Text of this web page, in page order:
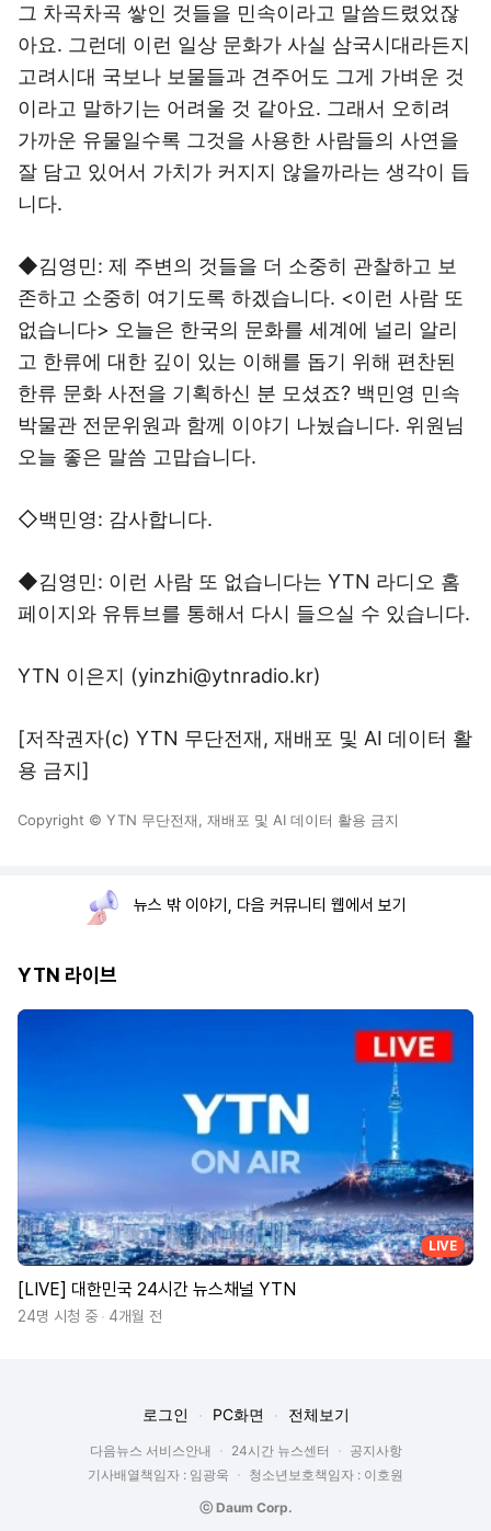
그 차곡차곡 쌓인 것들을 민속이라고 말씀드렸었잖
아요. 그런데 이런 일상 문화가 사실 삼국시대라든지
고려시대 국보나 보물들과 견주어도 그게 가벼운 것
이라고 말하기는 어려울 것 같아요. 그래서 오히려
가까운 유물일수록 그것을 사용한 사람들의 사연을
잘 담고 있어서 가치가 커지지 않을까라는 생각이 듭
니다.
◆김영민: 제 주변의 것들을 더 소중히 관찰하고 보
존하고 소중히 여기도록 하겠습니다. <이런 사람 또
없습니다> 오늘은 한국의 문화를 세계에 널리 알리
고 한류에 대한 깊이 있는 이해를 돕기 위해 편찬된
한류 문화 사전을 기획하신 분 모셨죠? 백민영 민속
박물관 전문위원과 함께 이야기 나눴습니다. 위원님
오늘 좋은 말씀 고맙습니다.
◇백민영: 감사합니다.
◆김영민: 이런 사람 또 없습니다는 YTN 라디오 홈
페이지와 유튜브를 통해서 다시 들으실 수 있습니다.
YTN 이은지 (yinzhi@ytnradio.kr)
[저작권자(c) YTN 무단전재, 재배포 및 AI 데이터 활
용 금지]
Copyright © YTN 무단전재, 재배포 및 AI 데이터 활용 금지
뉴스 밖 이야기, 다음 커뮤니티 웹에서 보기
YTN 라이브
LIVE
[LIVE] 대한민국 24시간 뉴스채널 YTN
24명 시청 중 4개월 전
로그인 PC화면 전체보기
다음뉴스 서비스안내 24시간 뉴스센터
공지사항
기사배열책임자 : 임광욱
청소년보호책임자 : 이호원
ⓒ Daum Corp.